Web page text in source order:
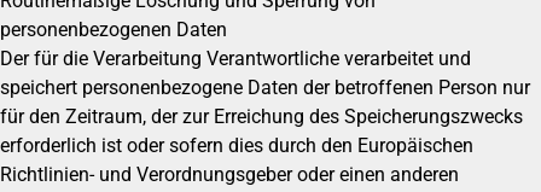
personenbezogenen Daten
Der für die Verarbeitung Verantwortliche verarbeitet und
speichert personenbezogene Daten der betroffenen Person nur
für den Zeitraum, der zur Erreichung des Speicherungszwecks
erforderlich ist oder sofern dies durch den Europäischen
Richtlinien- und Verordnungsgeber oder einen anderen